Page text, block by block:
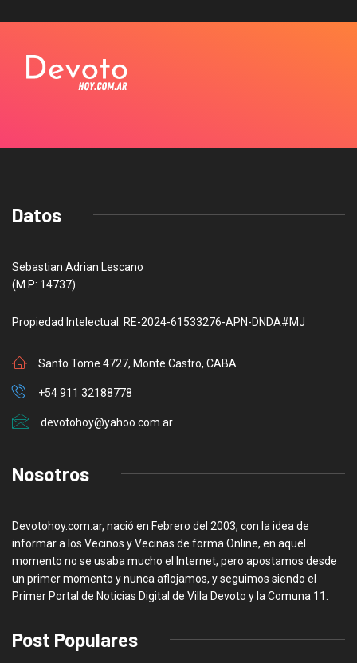
Datos
Sebastian Adrian Lescano
(M.P: 14737)
Propiedad Intelectual: RE-2024-61533276-APN-DNDA#MJ
Santo Tome 4727, Monte Castro, CABA
+54 911 32188778
devotohoy@yahoo.com.ar
Nosotros
Devotohoy.com.ar, nació en Febrero del 2003, con la idea de
informar a los Vecinos y Vecinas de forma Online, en aquel
momento no se usaba mucho el Internet, pero apostamos desde
un primer momento y nunca aflojamos, y seguimos siendo el
Primer Portal de Noticias Digital de Villa Devoto y la Comuna 11.
Post Populares